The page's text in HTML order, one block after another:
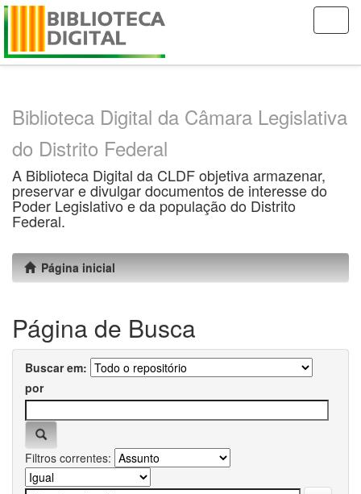
Skip
Biblioteca Digital da Câmara Legislativa
do Distrito Federal
A Biblioteca Digital da CLDF objetiva armazenar,
preservar e divulgar documentos de interesse do
Poder Legislativo e da população do Distrito
Federal.
Página inicial
Página de Busca
Buscar em:
por
Filtros correntes: